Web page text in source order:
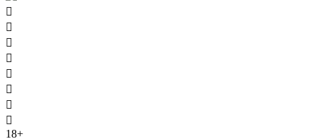








18+